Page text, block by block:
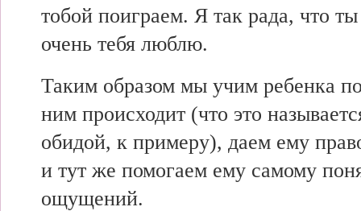
тобой поиграем. Я так рада, что
очень тебя люблю.
Таким образом мы учим ребенка
ним происходит (что это
обидой, к примеру), даем ему
и тут же помогаем ему самому
ощущений.